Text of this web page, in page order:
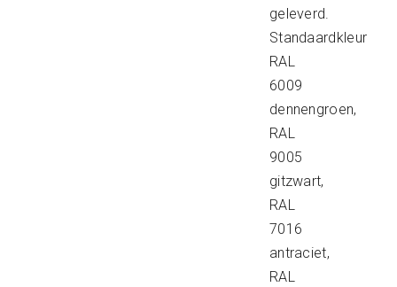
geleverd.
Standaardkleur
RAL
6009
dennengroen,
RAL
9005
gitzwart,
RAL
7016
antraciet,
RAL